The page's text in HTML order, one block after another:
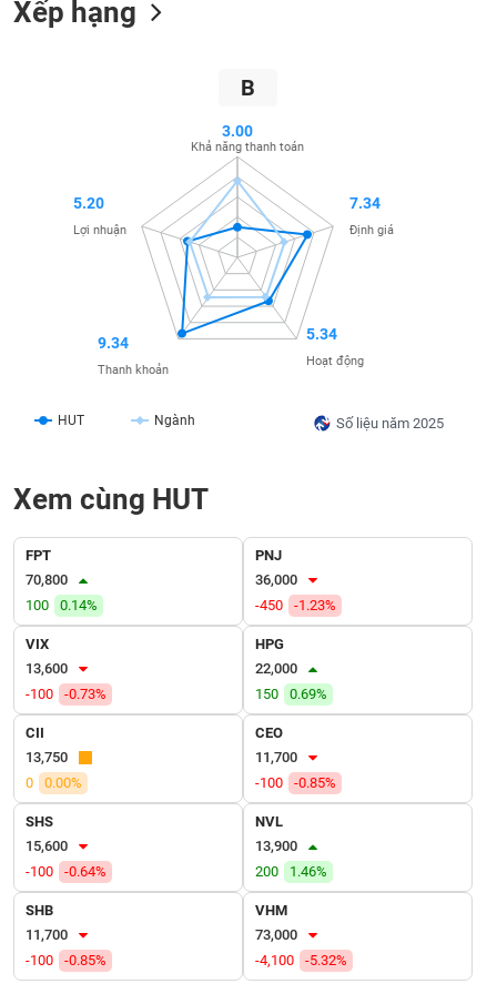
Xếp hạng
B
Số liệu năm 2025
HUT Ngành
3.00
Khả năng thanh toán
7.34
Định giá
5.34
Hoạt động
9.34
Thanh khoản
5.20
Lợi nhuận
Xem cùng HUT
FPT
70,800
100
0.14%
PNJ
36,000
-450
-1.23%
VIX
13,600
-100
-0.73%
HPG
22,000
150
0.69%
CII
13,750
0
0.00%
CEO
11,700
-100
-0.85%
SHS
15,600
-100
-0.64%
NVL
13,900
200
1.46%
SHB
11,700
-100
-0.85%
VHM
73,000
-4,100
-5.32%
SÓC
SỨC
VỤ
THÔNG
TIỆN
ÍCH
BẤT
ĐỘNG
SẢN
chứng
khoán
(-)